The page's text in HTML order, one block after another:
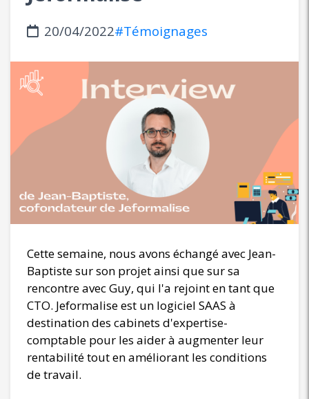
20/04/2022#Témoignages
Cette semaine, nous avons échangé avec Jean-
Baptiste sur son projet ainsi que sur sa
rencontre avec Guy, qui l'a rejoint en tant que
CTO. Jeformalise est un logiciel SAAS à
destination des cabinets d'expertise-
comptable pour les aider à augmenter leur
rentabilité tout en améliorant les conditions
de travail.